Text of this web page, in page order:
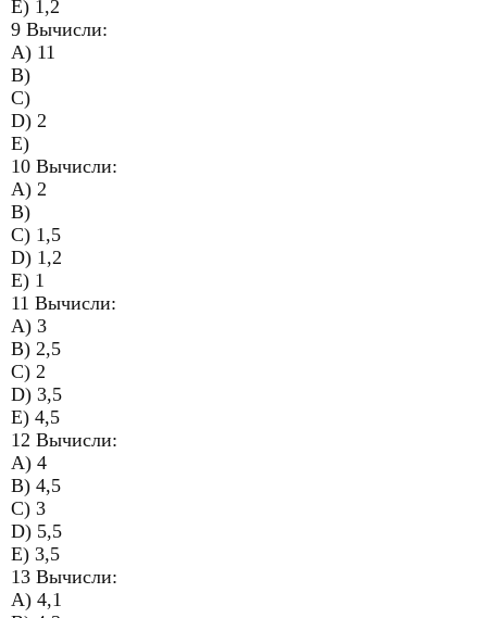
E) 1,2
9 Вычисли:
A) 11
B)
C)
D) 2
E)
10 Вычисли:
A) 2
B)
C) 1,5
D) 1,2
E) 1
11 Вычисли:
A) 3
B) 2,5
C) 2
D) 3,5
E) 4,5
12 Вычисли:
A) 4
B) 4,5
C) 3
D) 5,5
E) 3,5
13 Вычисли:
A) 4,1